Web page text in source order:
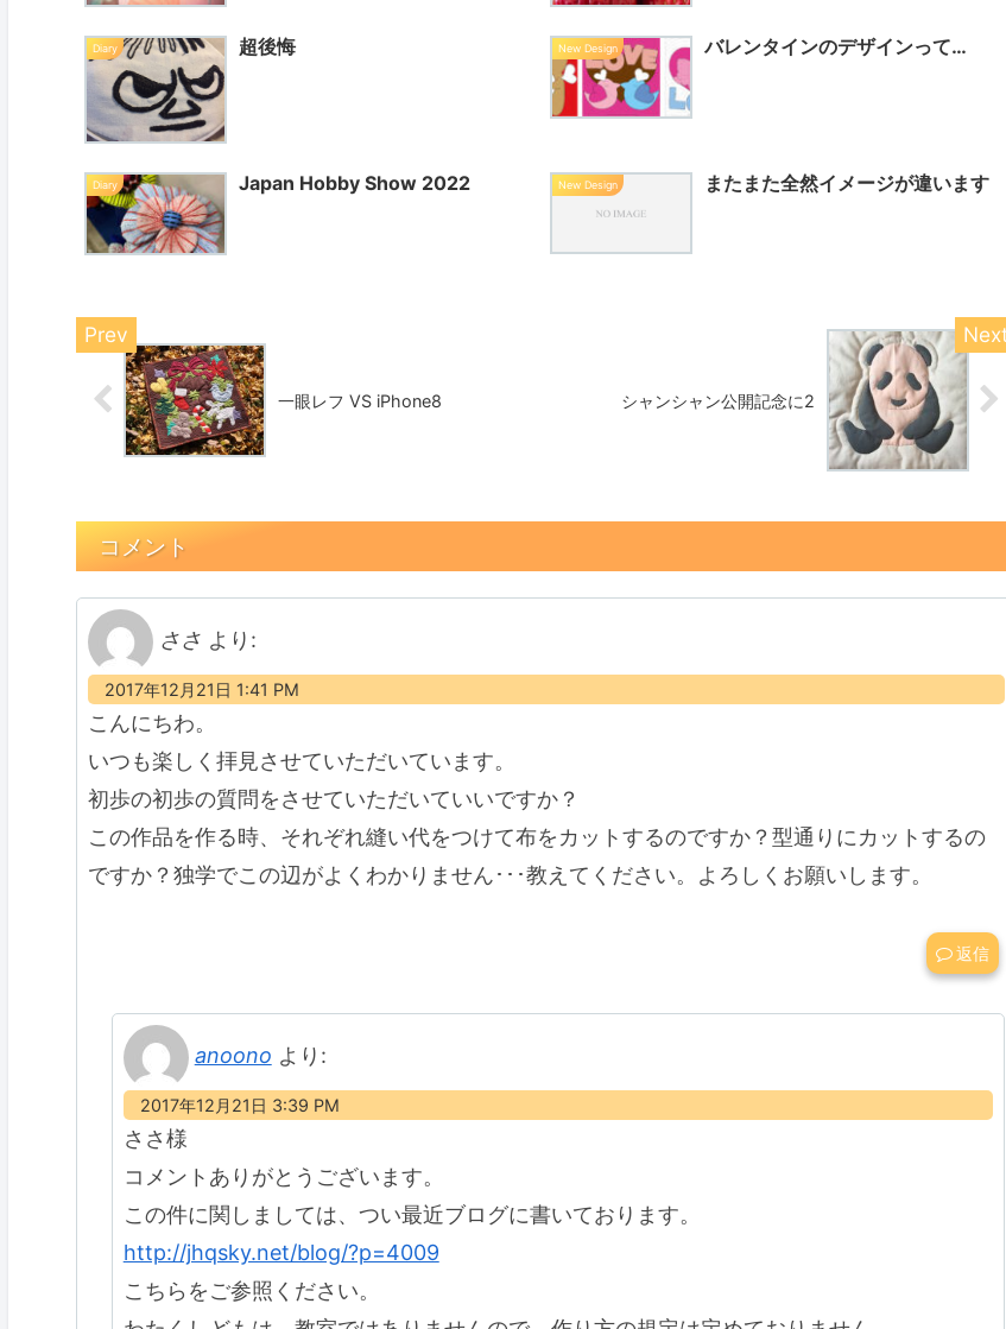
Diary 超後悔 New Design バレンタインのデザインって…
Diary Japan Hobby Show 2022 New Design またまた全然イメージが違います
一眼レフ VS iPhone8 シャンシャン公開記念に2
コメント
ささ より:
2017年12月21日 1:41 PM
こんにちわ。
いつも楽しく拝見させていただいています。
初歩の初歩の質問をさせていただいていいですか？
この作品を作る時、それぞれ縫い代をつけて布をカットするのですか？型通りにカットするの
ですか？独学でこの辺がよくわかりません･･･教えてください。よろしくお願いします。
返信
anoono より:
2017年12月21日 3:39 PM
ささ様
コメントありがとうございます。
この件に関しましては、つい最近ブログに書いております。
http://jhqsky.net/blog/?p=4009
こちらをご参照ください。